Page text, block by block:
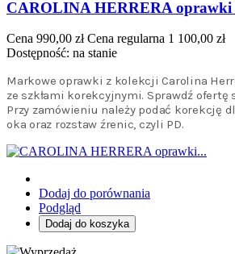
CAROLINA HERRERA oprawki
Cena 990,00 zł Cena regularna 1 100,00 zł
Dostępność: na stanie
Markowe oprawki z kolekcji Carolina
ze szkłami korekcyjnymi. Sprawdź ofertę
Przy zamówieniu należy podać korekcję
oka oraz rozstaw źrenic, czyli PD.
Dodaj do porównania
Podgląd
Dodaj do koszyka